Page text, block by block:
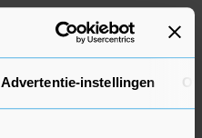
Advertentie-instellingen
share